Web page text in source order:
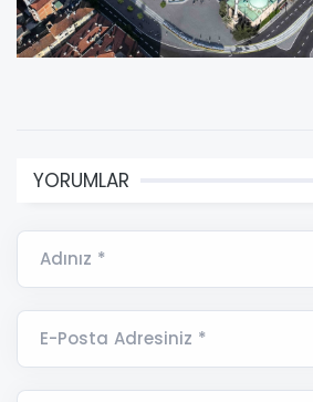
YORUMLAR
Adınız *
E-Posta Adresiniz *